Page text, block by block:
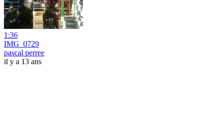
1:36
IMG_0729
pascal perree
il y a 13 ans